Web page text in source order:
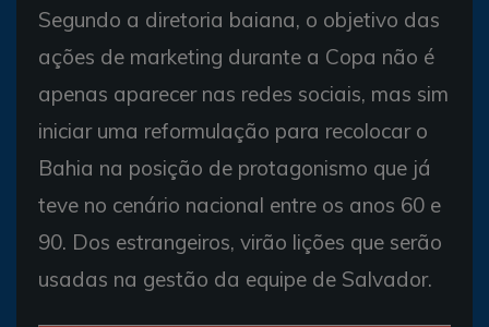
Segundo a diretoria baiana, o objetivo das
ações de marketing durante a Copa não é
apenas aparecer nas redes sociais, mas sim
iniciar uma reformulação para recolocar o
Bahia na posição de protagonismo que já
teve no cenário nacional entre os anos 60 e
90. Dos estrangeiros, virão lições que serão
usadas na gestão da equipe de Salvador.